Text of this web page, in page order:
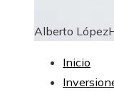
Alberto López
Inicio